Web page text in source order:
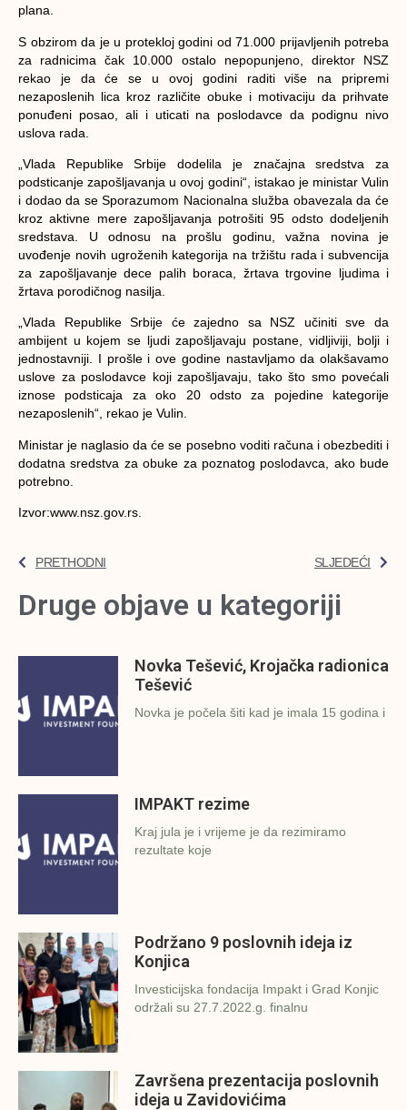
plana.
S obzirom da je u protekloj godini od 71.000 prijavljenih potreba
za radnicima čak 10.000 ostalo nepopunjeno, direktor NSZ
rekao je da će se u ovoj godini raditi više na pripremi
nezaposlenih lica kroz različite obuke i motivaciju da prihvate
ponuđeni posao, ali i uticati na poslodavce da podignu nivo
uslova rada.
„Vlada Republike Srbije dodelila je značajna sredstva za
podsticanje zapošljavanja u ovoj godini“, istakao je ministar Vulin
i dodao da se Sporazumom Nacionalna služba obavezala da će
kroz aktivne mere zapošljavanja potrošiti 95 odsto dodeljenih
sredstava. U odnosu na prošlu godinu, važna novina je
uvođenje novih ugroženih kategorija na tržištu rada i subvencija
za zapošljavanje dece palih boraca, žrtava trgovine ljudima i
žrtava porodičnog nasilja.
„Vlada Republike Srbije će zajedno sa NSZ učiniti sve da
ambijent u kojem se ljudi zapošljavaju postane, vidljiviji, bolji i
jednostavniji. I prošle i ove godine nastavljamo da olakšavamo
uslove za poslodavce koji zapošljavaju, tako što smo povećali
iznose podsticaja za oko 20 odsto za pojedine kategorije
nezaposlenih“, rekao je Vulin.
Ministar je naglasio da će se posebno voditi računa i obezbediti i
dodatna sredstva za obuke za poznatog poslodavca, ako bude
potrebno.
Izvor:www.nsz.gov.rs.
PRETHODNI SLJEDEĆI
Druge objave u kategoriji
Novka Tešević, Krojačka radionica
Tešević
Novka je počela šiti kad je imala 15 godina i
IMPAKT rezime
Kraj jula je i vrijeme je da rezimiramo
rezultate koje
Podržano 9 poslovnih ideja iz
Konjica
Investicijska fondacija Impakt i Grad Konjic
održali su 27.7.2022.g. finalnu
Završena prezentacija poslovnih
ideja u Zavidovićima